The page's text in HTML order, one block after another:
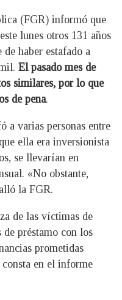
(FGR) informó que
lunes otros 131 años
haber estafado a
El pasado mes de
similares, por lo que
de pena.
a varias personas entre
ella era inversionista
se llevarían en
«No obstante,
la FGR.
de las víctimas de
de préstamo con los
prometidas
consta en el informe